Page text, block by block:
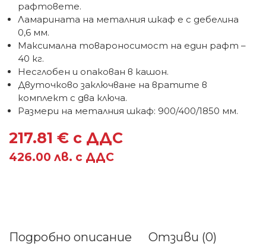
рафтовете.
Ламарината на металния шкаф е с дебелина
0,6 мм.
Максимална товароносимост на един рафт –
40 кг.
Несглобен и опакован в кашон.
Двуточково заключване на вратите в
комплект с два ключа.
Размери на металния шкаф: 900/400/1850 мм.
217.81 € с ДДС
426.00 лв. с ДДС
Подробно описание Отзиви (0)